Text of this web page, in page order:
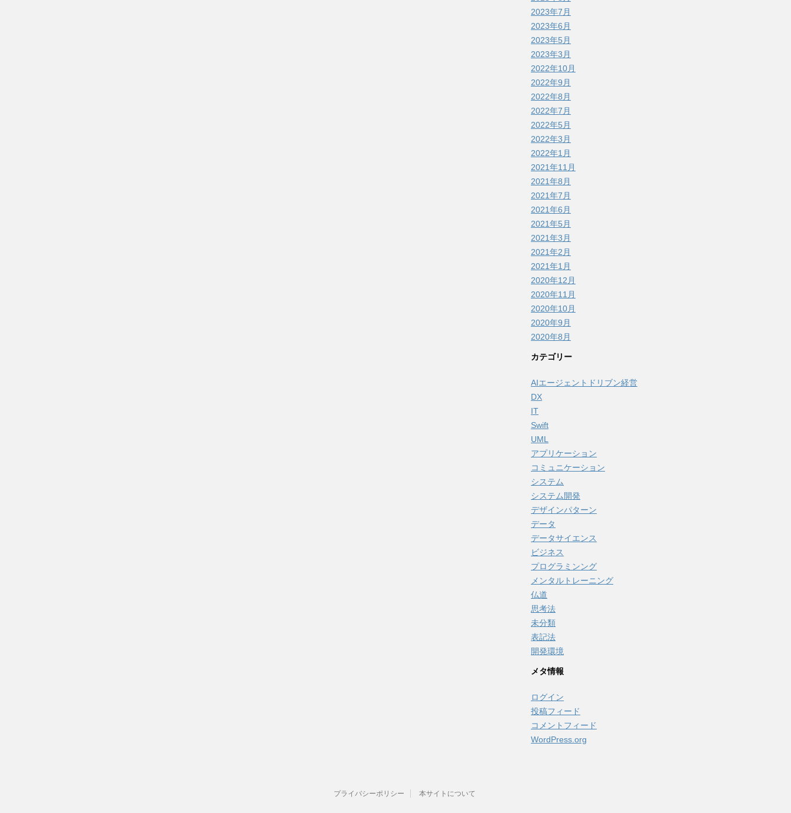
2023年7月
2023年6月
2023年5月
2023年3月
2022年10月
2022年9月
2022年8月
2022年7月
2022年5月
2022年3月
2022年1月
2021年11月
2021年8月
2021年7月
2021年6月
2021年5月
2021年3月
2021年2月
2021年1月
2020年12月
2020年11月
2020年10月
2020年9月
2020年8月
カテゴリー
AIエージェントドリブン経営
DX
IT
Swift
UML
アプリケーション
コミュニケーション
システム
システム開発
デザインパターン
データ
データサイエンス
ビジネス
プログラミンング
メンタルトレーニング
仏道
思考法
未分類
表記法
開発環境
メタ情報
ログイン
投稿フィード
コメントフィード
WordPress.org
プライバシーポリシー 本サイトについて